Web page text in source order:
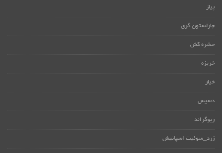
پیاز
چارلستون گری
حشره کش
خربزه
خیار
دسیس
ریوگراند
زرد_سوئیت اسپانیش